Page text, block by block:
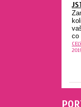
co